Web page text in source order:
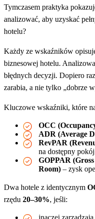
Tymczasem praktyka
analizować, aby uzyskać
hotelu?
Każdy ze wskaźników
biznesowej hotelu.
błędnych decyzji. Dopiero
zarabia, a nie tylko „dobrze
Kluczowe wskaźniki, które
OCC
ADR (Average
RevPAR
na dostępny pokój
GOPPAR
Room) – zysk
Dwa hotele z identycznym
rzędu 20–30%, jeśli: